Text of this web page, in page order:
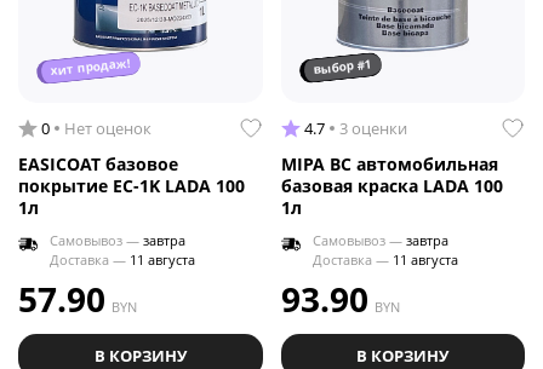
хит продаж!
0 Нет оценок
EASICOAT базовое
покрытие EC-1K LADA 100
1л
Самовывоз — завтра
Доставка — 11 августа
57.90 BYN
В КОРЗИНУ
выбор #1
4.7 3 оценки
MIPA BC автомобильная
базовая краска LADA 100
1л
Самовывоз — завтра
Доставка — 11 августа
93.90 BYN
В КОРЗИНУ